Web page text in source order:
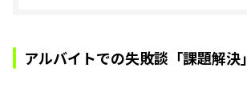
アルバイトでの失敗談「課題解決」